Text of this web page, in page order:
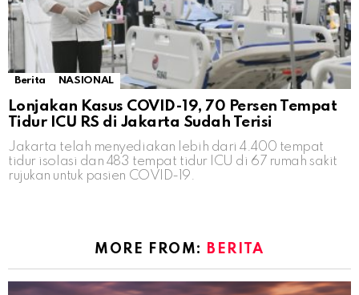
Berita NASIONAL
Lonjakan Kasus COVID-19, 70 Persen Tempat
Tidur ICU RS di Jakarta Sudah Terisi
Jakarta telah menyediakan lebih dari 4.400 tempat
tidur isolasi dan 483 tempat tidur ICU di 67 rumah sakit
rujukan untuk pasien COVID-19.
MORE FROM: BERITA